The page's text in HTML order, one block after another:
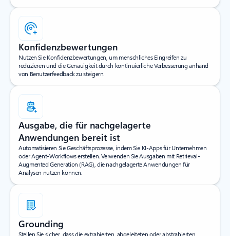
Konfidenzbewertungen
Nutzen Sie Konfidenzbewertungen, um menschliches Eingreifen zu
reduzieren und die Genauigkeit durch kontinuierliche Verbesserung anhand
von Benutzerfeedback zu steigern.
Ausgabe, die für nachgelagerte
Anwendungen bereit ist
Automatisieren Sie Geschäftsprozesse, indem Sie KI-Apps für Unternehmen
oder Agent-Workflows erstellen. Verwenden Sie Ausgaben mit Retrieval-
Augmented Generation (RAG), die nachgelagerte Anwendungen für
Analysen nutzen können.
Grounding
Stellen Sie sicher, dass die extrahierten, abgeleiteten oder abstrahierten